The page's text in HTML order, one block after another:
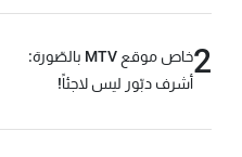
2
خاص موقع MTV بالصّورة:
أشرف دبّور ليس لاجئاً!